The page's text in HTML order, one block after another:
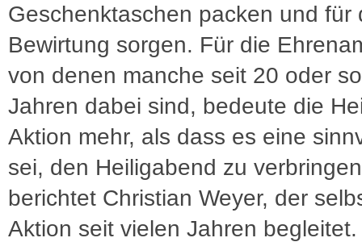
Geschenktaschen packen und für
Bewirtung sorgen. Für die
von denen manche seit 20 oder
Jahren dabei sind, bedeute die
Aktion mehr, als dass es eine
sei, den Heiligabend zu
berichtet Christian Weyer, der
Aktion seit vielen Jahren begleitet.